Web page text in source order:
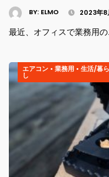
BY: ELMO 2023年8
最近、オフィスで業務用
エアコン • 業務用 • 生活/暮ら
し